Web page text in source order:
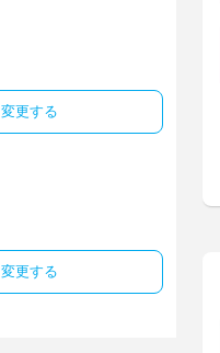
変更する
変更する